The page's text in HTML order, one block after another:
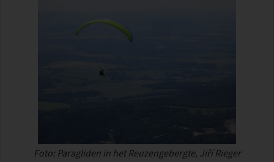
Foto: Paragliden in het Reuzengebergte, Jiří Rieger